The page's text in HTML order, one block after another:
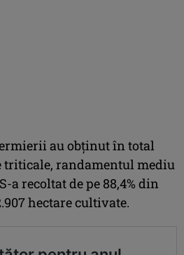
au obținut în total
triticale, randamentul mediu
a recoltat de pe 88,4% din
hectare cultivate.